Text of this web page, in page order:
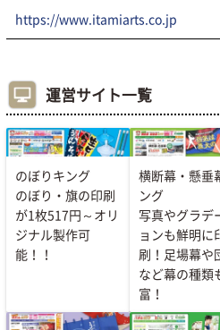
https://www.itamiarts.co.jp
運営サイト一覧
のぼりキング
のぼり・旗の印刷
が1枚517円～オリ
ジナル製作可
能！！
横断幕・懸垂
ング
写真やグラデ
ョンも鮮明に
刷！足場幕や
など幕の種類
富！